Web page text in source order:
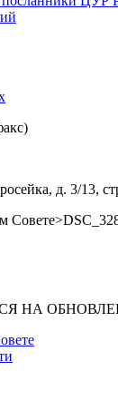
д. 3/13,
Совете>
НА